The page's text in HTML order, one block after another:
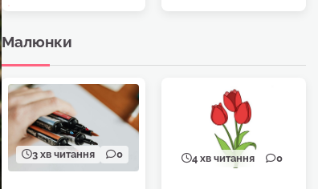
Малюнки
3 хв читання 0 4 хв читання 0